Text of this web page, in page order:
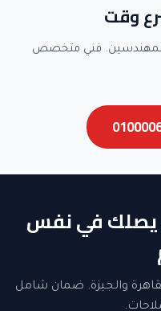
وقت
فني متخصص
يصلك في نفس
في القاهرة والجيزة. ضمان شامل